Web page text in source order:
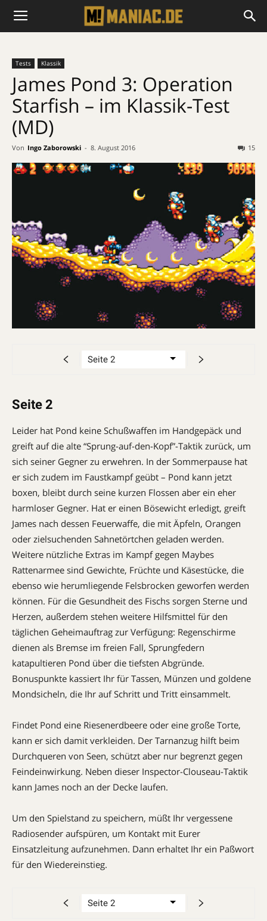
Tests Klassik
James Pond 3: Operation
Starfish – im Klassik-Test
(MD)
Von Ingo Zaborowski - 8. August 2016 15
Seite 2
Leider hat Pond keine Schußwaffen im Handgepäck und
greift auf die alte “Sprung-auf-den-Kopf”-Taktik zurück, um
sich seiner Gegner zu erwehren. In der Sommerpause hat
er sich zudem im Faustkampf geübt – Pond kann jetzt
boxen, bleibt durch seine kurzen Flossen aber ein eher
harmloser Gegner. Hat er einen Bösewicht erledigt, greift
James nach dessen Feuerwaffe, die mit Äpfeln, Orangen
oder zielsuchenden Sahnetörtchen geladen werden.
Weitere nützliche Extras im Kampf gegen Maybes
Rattenarmee sind Gewichte, Früchte und Käsestücke, die
ebenso wie herumliegende Felsbrocken geworfen werden
können. Für die Gesundheit des Fischs sorgen Sterne und
Herzen, außerdem stehen weitere Hilfsmittel für den
täglichen Geheimauftrag zur Verfügung: Regenschirme
dienen als Bremse im freien Fall, Sprungfedern
katapultieren Pond über die tiefsten Abgründe.
Bonuspunkte kassiert Ihr für Tassen, Münzen und goldene
Mondsicheln, die Ihr auf Schritt und Tritt einsammelt.
Findet Pond eine Riesenerdbeere oder eine große Torte,
kann er sich damit verkleiden. Der Tarnanzug hilft beim
Durchqueren von Seen, schützt aber nur begrenzt gegen
Feindeinwirkung. Neben dieser Inspector-Clouseau-Taktik
kann James noch an der Decke laufen.
Um den Spielstand zu speichern, müßt Ihr vergessene
Radiosender aufspüren, um Kontakt mit Eurer
Einsatzleitung aufzunehmen. Dann erhaltet Ihr ein Paßwort
für den Wiedereinstieg.